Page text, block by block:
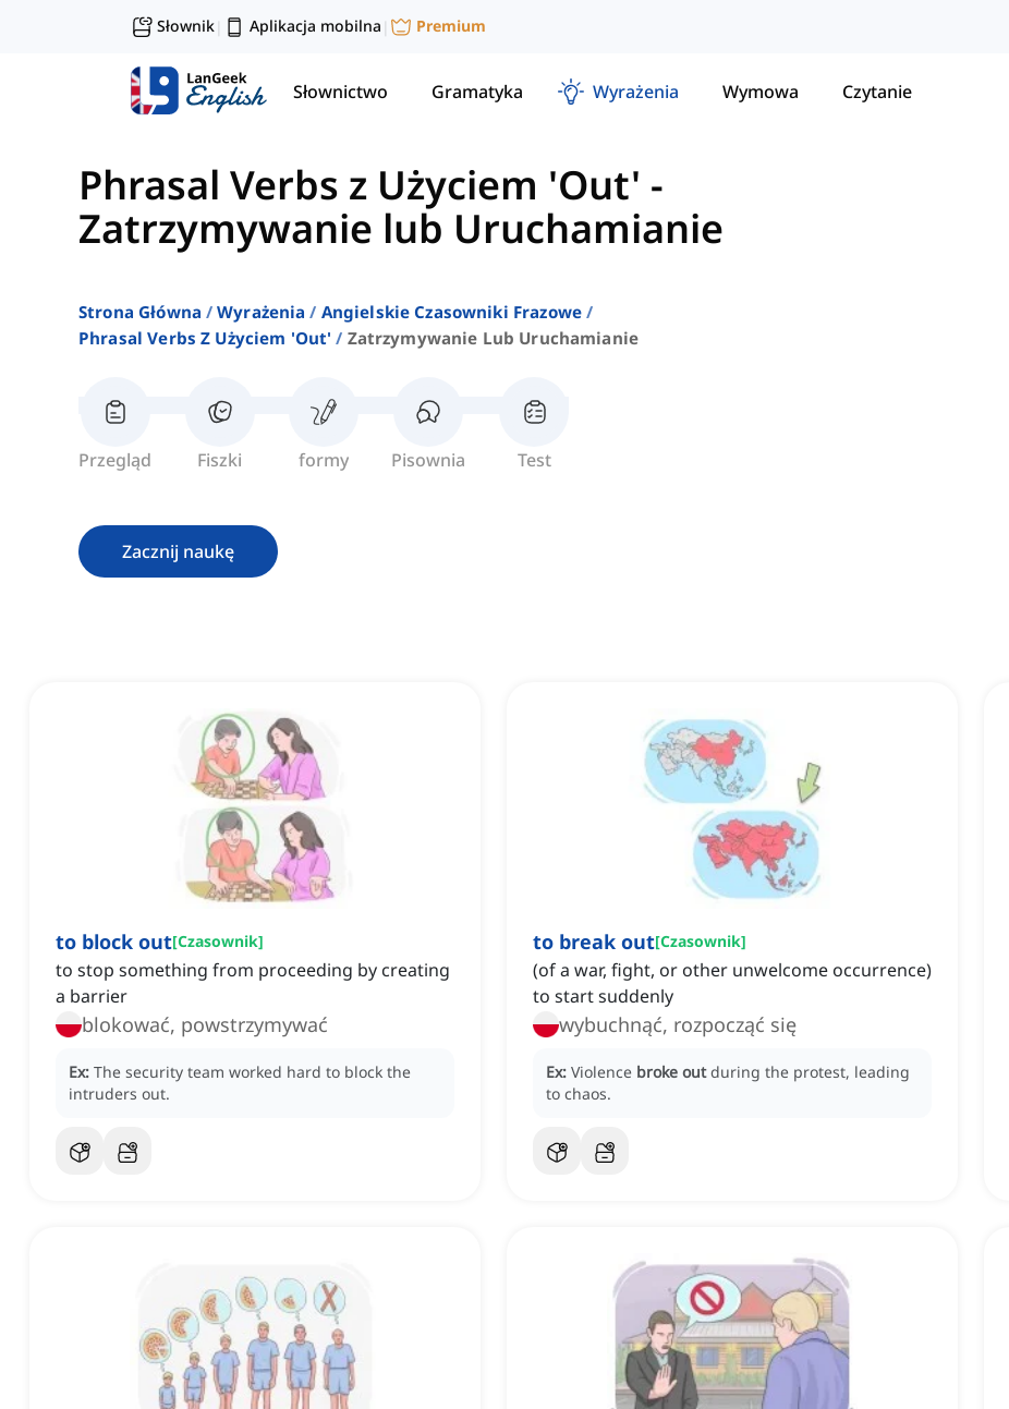
Słownik| Aplikacja mobilna | Premium
Słownictwo Gramatyka Wyrażenia Wymowa Czytanie
Phrasal Verbs z Użyciem 'Out' -
Zatrzymywanie lub Uruchamianie
Strona Główna Wyrażenia
Angielskie Czasowniki Frazowe
Phrasal Verbs Z Użyciem 'out'
Zatrzymywanie Lub Uruchamianie
Przegląd Fiszki formy Pisownia Test
Zacznij naukę
to block out[Czasownik]
to stop something from proceeding by creating
a barrier
blokować, powstrzymywać
Ex: The security team worked hard to block the
intruders out.
to break out[Czasownik]
(of a war, fight, or other unwelcome occurrence)
to start suddenly
wybuchnąć, rozpocząć się
Ex: Violence broke out during the protest, leading
to chaos.